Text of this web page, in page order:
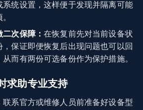
系统设置，这样便于发现并隔离可能
二次保障：在恢复前先对当前设备状
，保证即便恢复后出现问题也可以回
而有两份可选备份作为保护措施。
求助专业支持
联系官方或维修人员前准备好设备型